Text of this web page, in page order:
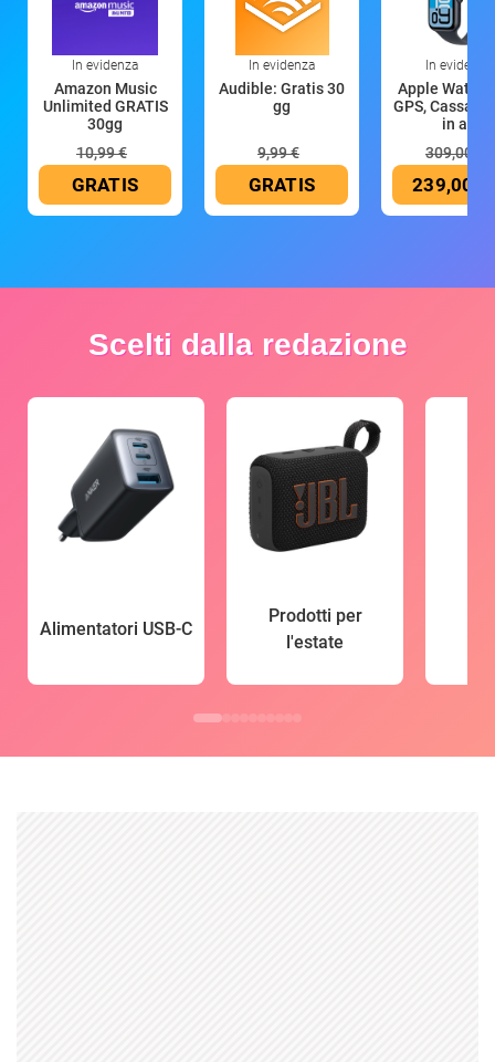
In evidenza
Amazon Music
Unlimited GRATIS
30gg
10,99 €
GRATIS
In evidenza
Audible: Gratis 30
gg
9,99 €
GRATIS
In evidenza
Apple Watch
GPS, Cassa
in all
309,00 €
239,00 €
Scelti dalla redazione
Alimentatori USB-C
Prodotti per
l'estate